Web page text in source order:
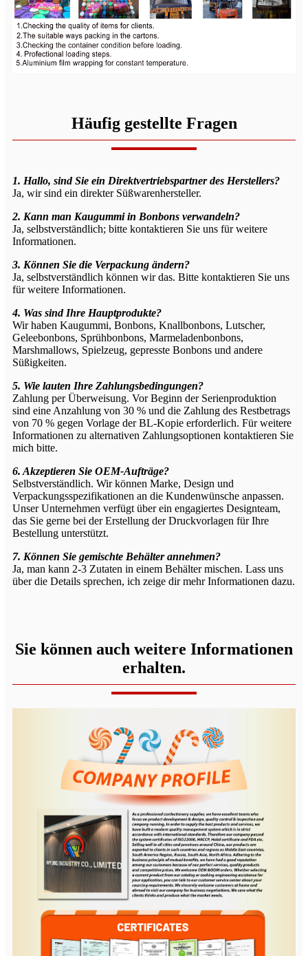
Häufig gestellte Fragen
1. Hallo, sind Sie ein Direktvertriebspartner des Herstellers?
Ja, wir sind ein direkter Süßwarenhersteller.
2. Kann man Kaugummi in Bonbons verwandeln?
Ja, selbstverständlich; bitte kontaktieren Sie uns für weitere
Informationen.
3. Können Sie die Verpackung ändern?
Ja, selbstverständlich können wir das. Bitte kontaktieren Sie uns
für weitere Informationen.
4. Was sind Ihre Hauptprodukte?
Wir haben Kaugummi, Bonbons, Knallbonbons, Lutscher,
Geleebonbons, Sprühbonbons, Marmeladenbonbons,
Marshmallows, Spielzeug, gepresste Bonbons und andere
Süßigkeiten.
5. Wie lauten Ihre Zahlungsbedingungen?
Zahlung per Überweisung. Vor Beginn der Serienproduktion
sind eine Anzahlung von 30 % und die Zahlung des Restbetrags
von 70 % gegen Vorlage der BL-Kopie erforderlich. Für weitere
Informationen zu alternativen Zahlungsoptionen kontaktieren Sie
mich bitte.
6. Akzeptieren Sie OEM-Aufträge?
Selbstverständlich. Wir können Marke, Design und
Verpackungsspezifikationen an die Kundenwünsche anpassen.
Unser Unternehmen verfügt über ein engagiertes Designteam,
das Sie gerne bei der Erstellung der Druckvorlagen für Ihre
Bestellung unterstützt.
7. Können Sie gemischte Behälter annehmen?
Ja, man kann 2-3 Zutaten in einem Behälter mischen. Lass uns
über die Details sprechen, ich zeige dir mehr Informationen dazu.
Sie können auch weitere Informationen
erhalten.